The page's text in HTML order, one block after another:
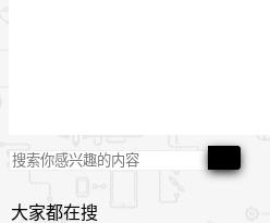
大家都在搜